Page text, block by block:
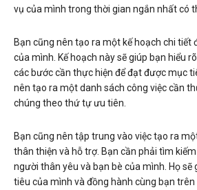
vụ của mình trong thời gian ngắn nhất có
Bạn cũng nên tạo ra một kế hoạch chi tiết
của mình. Kế hoạch này sẽ giúp bạn hiểu
các bước cần thực hiện để đạt được mục
nên tạo ra một danh sách công việc cần
chúng theo thứ tự ưu tiên.
Bạn cũng nên tập trung vào việc tạo ra
thân thiện và hỗ trợ. Bạn cần phải tìm
người thân yêu và bạn bè của mình. Họ
tiêu của mình và đồng hành cùng bạn